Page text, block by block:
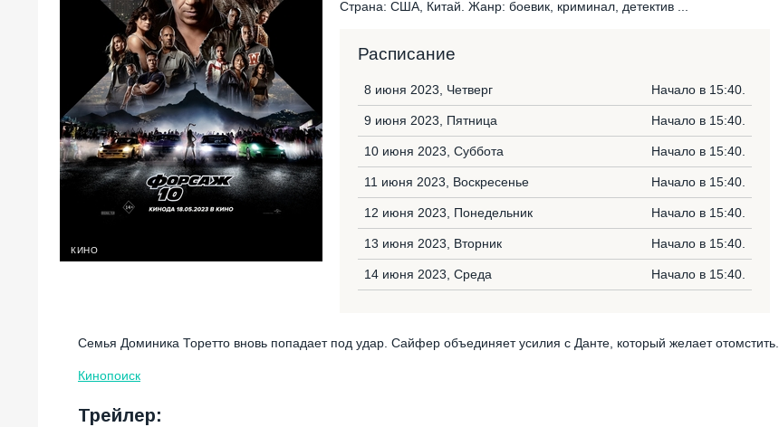
КИНО
Страна: США, Китай. Жанр: боевик, криминал, детектив ...
Расписание
8 июня 2023, Четверг Начало в 15:40.
9 июня 2023, Пятница Начало в 15:40.
10 июня 2023, Суббота Начало в 15:40.
11 июня 2023, Воскресенье Начало в 15:40.
12 июня 2023, Понедельник Начало в 15:40.
13 июня 2023, Вторник Начало в 15:40.
14 июня 2023, Среда Начало в 15:40.
Семья Доминика Торетто вновь попадает под удар. Сайфер объединяет усилия с Данте, который желает отомстить.
Кинопоиск
Трейлер: